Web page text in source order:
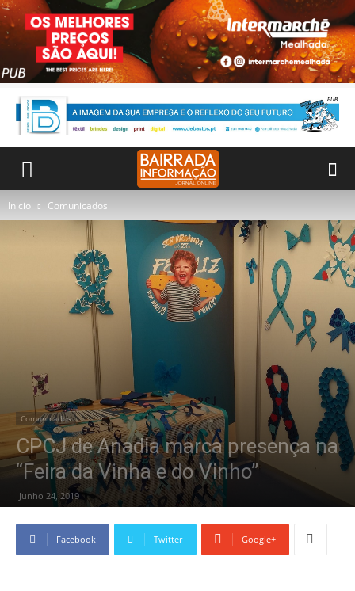
Inicio Comunicados
Comunicados
CPCJ de Anadia marca presença na
“Feira da Vinha e do Vinho”
Junho 24, 2019
Facebook Twitter Google+